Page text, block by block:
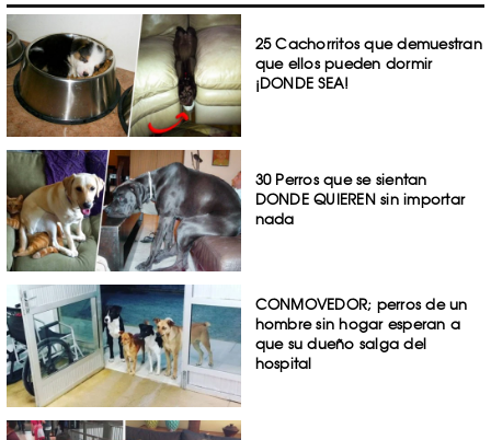
25 Cachorritos que demuestran
que ellos pueden dormir
¡DONDE SEA!
30 Perros que se sientan
DONDE QUIEREN sin importar
nada
CONMOVEDOR; perros de un
hombre sin hogar esperan a
que su dueño salga del
hospital